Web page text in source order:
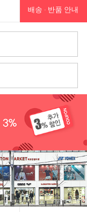
배송 · 반품 안내